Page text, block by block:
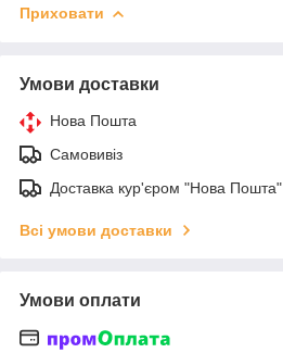
Приховати
Умови доставки
Нова Пошта
Самовивіз
Доставка кур'єром "Нова Пошта"
Всі умови доставки
Умови оплати